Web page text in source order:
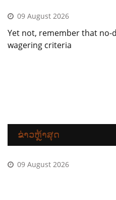
09 August 2026
Yet not, remember that no-
wagering criteria
ຂ່າວຫຼ້າສຸດ
09 August 2026